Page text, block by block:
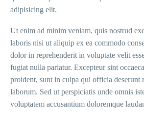
adipisicing elit.
Ut enim ad minim veniam, quis nostrud
laboris nisi ut aliquip ex ea commodo
dolor in reprehenderit in voluptate velit
fugiat nulla pariatur. Excepteur sint
proident, sunt in culpa qui officia deserunt
laborum. Sed ut perspiciatis unde omnis
voluptatem accusantium doloremque